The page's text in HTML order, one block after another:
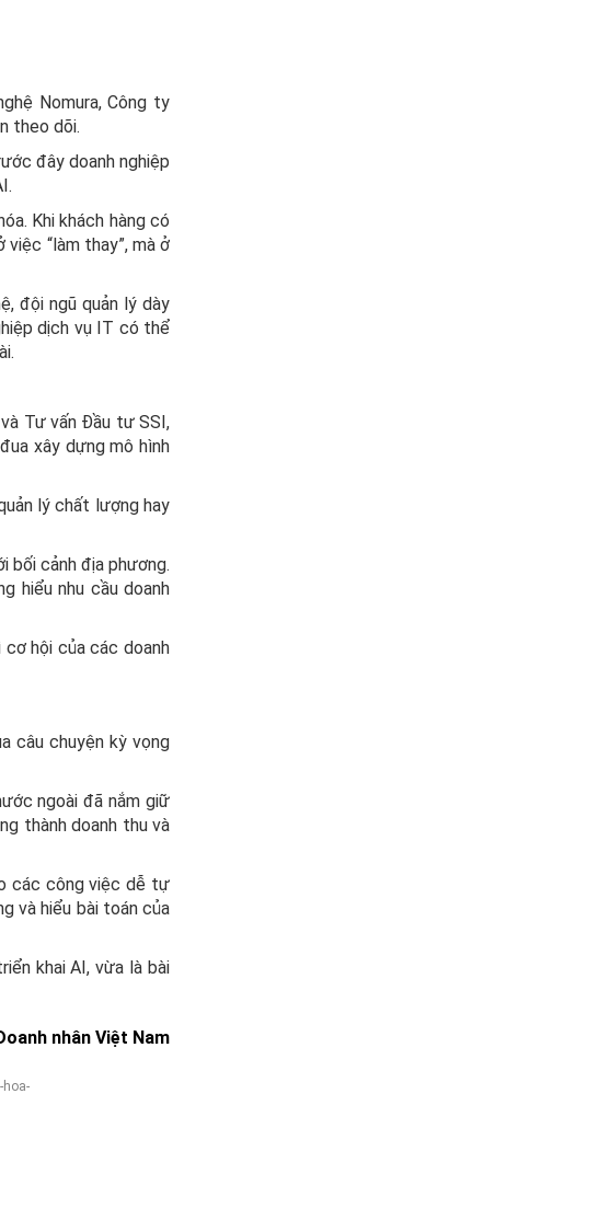
Nomura, Công ty
theo dõi.
đây doanh nghiệp
Khi khách hàng có
“làm thay”, mà ở
đội ngũ quản lý dày
dịch vụ IT có thể
Tư vấn Đầu tư SSI,
xây dựng mô hình
lý chất lượng hay
bối cảnh địa phương.
hiểu nhu cầu doanh
hội của các doanh
câu chuyện kỳ vọng
ngoài đã nắm giữ
thành doanh thu và
các công việc dễ tự
và hiểu bài toán của
khai AI, vừa là bài
nhân Việt Nam
hoa-